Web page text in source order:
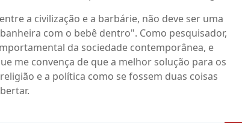
a civilização e a barbárie, não deve ser uma
com o bebê dentro". Como pesquisador,
da sociedade contemporânea, e
me convença de que a melhor solução para os
e a política como se fossem duas coisas